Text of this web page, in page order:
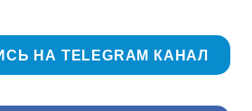
НА TELEGRAM КАНАЛ